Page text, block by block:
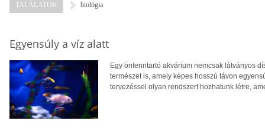
TALÁLATOK biológia
Egyensúly a víz alatt
Egy önfenntartó akvárium nemcsak látványos
természet is, amely képes hosszú távon
tervezéssel olyan rendszert hozhatunk létre,